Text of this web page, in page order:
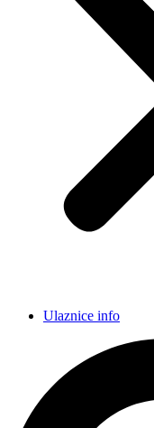
Ulaznice info